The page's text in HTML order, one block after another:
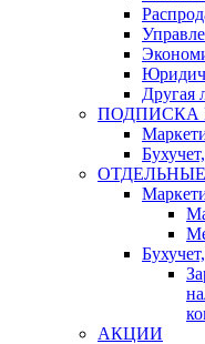
Другая
ПОДПИСКА
АКЦИИ